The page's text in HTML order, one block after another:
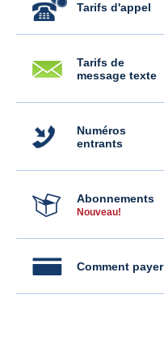
Tarifs d'appel
Tarifs de
message texte
Numéros
entrants
Abonnements
Nouveau!
Comment payer